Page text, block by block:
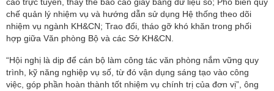
cáo trực tuyến, thay thế báo cáo giấy bằng dữ liệu số; Phổ biến quy
chế quản lý nhiệm vụ và hướng dẫn sử dụng Hệ thống theo dõi
nhiệm vụ ngành KH&CN; Trao đổi, tháo gỡ khó khăn trong phối
hợp giữa Văn phòng Bộ và các Sở KH&CN.
“Hội nghị là dịp để cán bộ làm công tác văn phòng nắm vững quy
trình, kỹ năng nghiệp vụ số, từ đó vận dụng sáng tạo vào công
việc, góp phần hoàn thành tốt nhiệm vụ chính trị của đơn vị”, ông